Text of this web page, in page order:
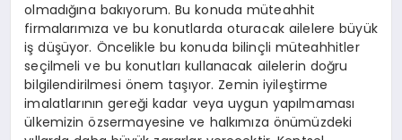
olmadığına bakıyorum. Bu konuda müteahhit
firmalarımıza ve bu konutlarda oturacak ailelere büyük
iş düşüyor. Öncelikle bu konuda bilinçli müteahhitler
seçilmeli ve bu konutları kullanacak ailelerin doğru
bilgilendirilmesi önem taşıyor. Zemin iyileştirme
imalatlarının gereği kadar veya uygun yapılmaması
ülkemizin özsermayesine ve halkımıza önümüzdeki